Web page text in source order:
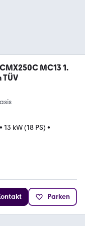
MC13 1.
TÜV
• 13 kW (18 PS) •
Parken